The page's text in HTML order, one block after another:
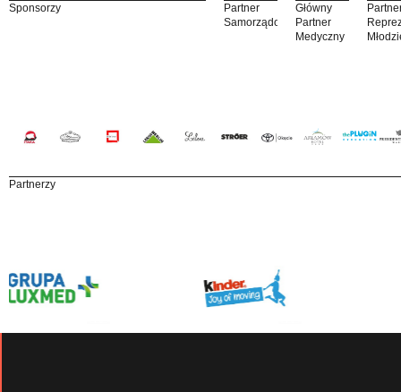
Sponsorzy
Partner
Samorządowy
Główny
Partner
Medyczny
Partnerzy